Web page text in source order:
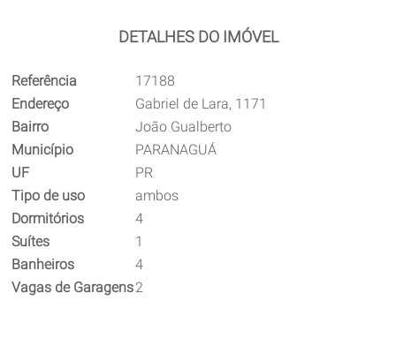
DETALHES DO IMÓVEL
Referência
17188
Endereço
Gabriel de Lara, 1171
Bairro
João Gualberto
Município
PARANAGUÁ
UF
PR
Tipo de uso
ambos
Dormitórios
4
Suítes
1
Banheiros
4
Vagas de Garagens2